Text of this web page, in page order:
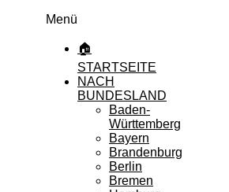
Menü
🏠
STARTSEITE
NACH
BUNDESLAND
Baden-
Württemberg
Bayern
Brandenburg
Berlin
Bremen